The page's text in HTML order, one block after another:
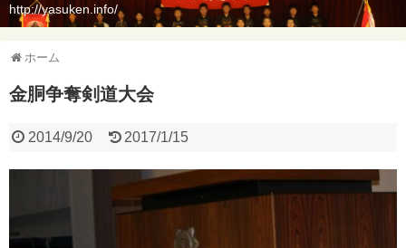
http://yasuken.info/
ホーム
金胴争奪剣道大会
2014/9/20 2017/1/15